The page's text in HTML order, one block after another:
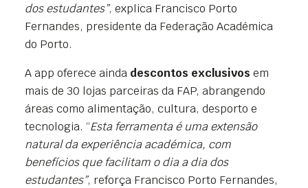
dos estudantes”, explica Francisco Porto
Fernandes, presidente da Federação Académica
do Porto.
A app oferece ainda descontos exclusivos em
mais de 30 lojas parceiras da FAP, abrangendo
áreas como alimentação, cultura, desporto e
tecnologia. “Esta ferramenta é uma extensão
natural da experiência académica, com
benefícios que facilitam o dia a dia dos
estudantes”, reforça Francisco Porto Fernandes,